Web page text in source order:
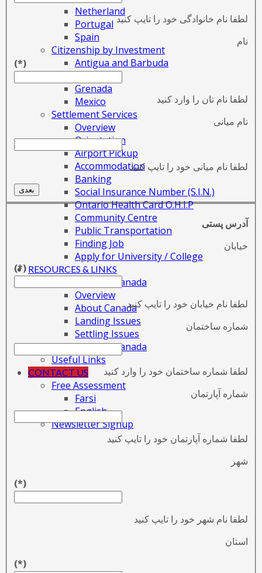
Netherland
Portugal
Spain
Citizenship by Investment
Antigua and Barbuda
Dominica
Grenada
Mexico
Settlement Services
Overview
Orientation
Airport Pickup
Accommodation
Banking
Social Insurance Number (S.I.N.)
Ontario Health Card O.H.I.P
Community Centre
Public Transportation
Finding Job
Apply for University / College
RESOURCES & LINKS
Preparing for Canada
Overview
About Canada
Landing Issues
Settling Issues
Living in Canada
Useful Links
CONTACT US
Free Assessment
Farsi
English
Newsletter Signup
لطفا نام خانوادگی خود را تایپ کنید
نام
(*)
لطفا نام تان را وارد کنید
نام میانی
لطفا نام میانی خود را تایپ کنید
بعدی
آدرس پستی
خیابان
(*)
لطفا نام خیابان خود را تایپ کنید
شماره ساختمان
لطفا شماره ساختمان خود را وارد کنید
شماره آپارتمان
لطفا شماره آپارتمان خود را تایپ کنید
شهر
(*)
لطفا نام شهر خود را تایپ کنید
استان
(*)